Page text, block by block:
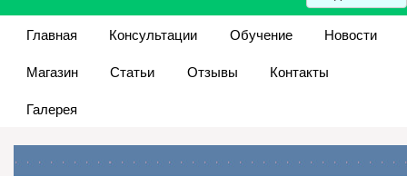
Главная Консультации Обучение
Новости
Магазин
Статьи Отзывы
Контакты
Галерея